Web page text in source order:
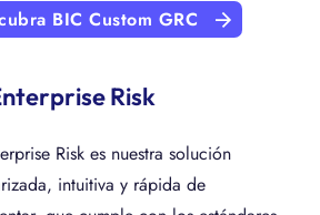
BIC Custom GRC
Risk
Risk es nuestra solución
intuitiva y rápida de